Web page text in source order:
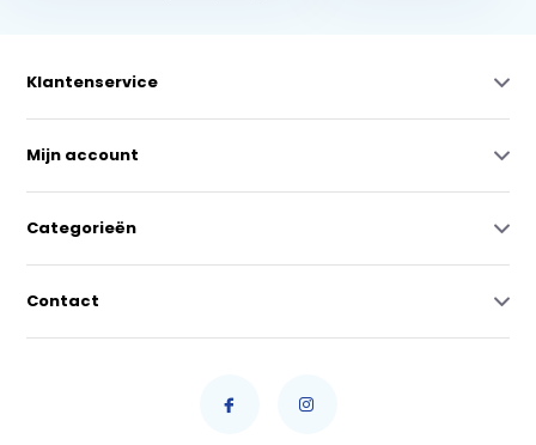
Klantenservice
Mijn account
Categorieën
Contact